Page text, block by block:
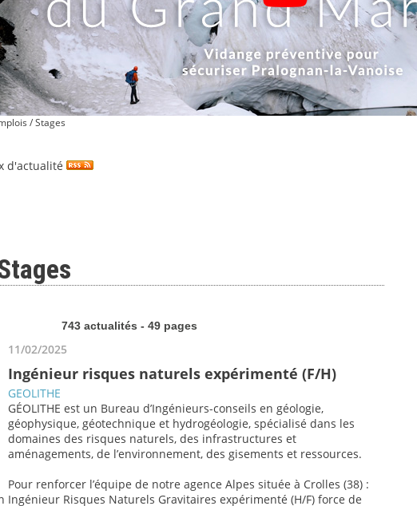
/ Stages
d'actualité
743 actualités - 49 pages
11/02/2025
Ingénieur risques naturels expérimenté (F/H)
GEOLITHE
GÉOLITHE est un Bureau d’Ingénieurs-conseils en géologie,
géophysique, géotechnique et hydrogéologie, spécialisé dans les
domaines des risques naturels, des infrastructures et
aménagements, de l’environnement, des gisements et ressources.
Pour renforcer l’équipe de notre agence Alpes située à Crolles (38) :
Ingénieur Risques Naturels Gravitaires expérimenté (H/F) force de